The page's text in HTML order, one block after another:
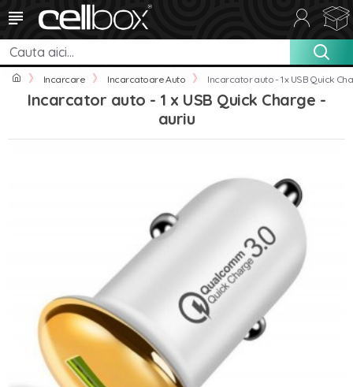
Incarcare Incarcatoare Auto Incarcator auto - 1 x USB Quick
Incarcator auto - 1 x USB Quick Charge -
auriu